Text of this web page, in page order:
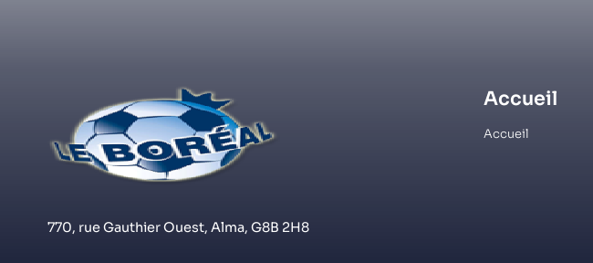
770, rue Gauthier Ouest, Alma, G8B 2H8
Accueil
Accueil